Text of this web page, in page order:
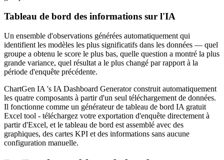
Tableau de bord des informations sur l'IA
Un ensemble d'observations générées automatiquement qui
identifient les modèles les plus significatifs dans les données — quel
groupe a obtenu le score le plus bas, quelle question a montré la plus
grande variance, quel résultat a le plus changé par rapport à la
période d'enquête précédente.
ChartGen IA 's IA Dashboard Generator construit automatiquement
les quatre composants à partir d'un seul téléchargement de données.
Il fonctionne comme un générateur de tableau de bord IA gratuit
Excel tool - téléchargez votre exportation d'enquête directement à
partir d'Excel, et le tableau de bord est assemblé avec des
graphiques, des cartes KPI et des informations sans aucune
configuration manuelle.